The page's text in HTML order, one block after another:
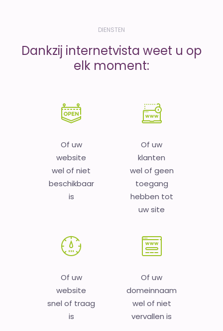
DIENSTEN
Dankzij internetvista weet u op
elk moment:
Of uw
website
wel of niet
beschikbaar
is
Of uw
klanten
wel of geen
toegang
hebben tot
uw site
Of uw
website
snel of traag
is
Of uw
domeinnaam
wel of niet
vervallen is